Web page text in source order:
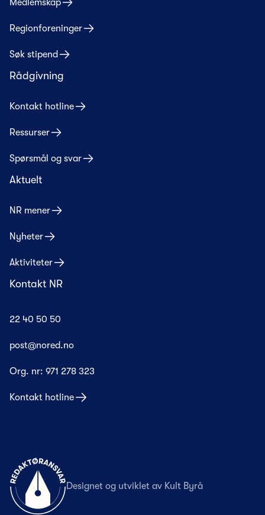
Medlemskap
Regionforeninger
Søk stipend
Rådgivning
Kontakt hotline
Ressurser
Spørsmål og svar
Aktuelt
NR mener
Nyheter
Aktiviteter
Kontakt NR
22 40 50 50
post@nored.no
Org. nr: 971 278 323
Kontakt hotline
Til forsiden
Designet og utviklet av Kult Byrå